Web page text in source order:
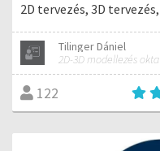
2D tervezés, 3D
Tilinger Dániel
2D-3D modellezés
122